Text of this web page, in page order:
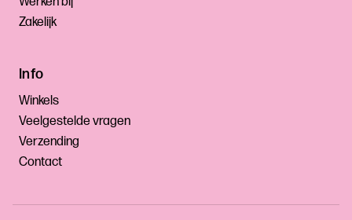
Zakelijk
Info
Winkels
Veelgestelde vragen
Verzending
Contact